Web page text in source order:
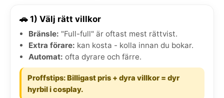
🚗 1) Välj rätt villkor
Bränsle: "Full-full" är oftast mest rättvist.
Extra förare: kan kosta - kolla innan du bokar.
Automat: ofta dyrare och färre.
Proffstips: Billigast pris + dyra villkor = dyr
hyrbil i cosplay.